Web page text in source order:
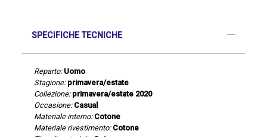
SPECIFICHE TECNICHE
Reparto: Uomo
Stagione: primavera/estate
Collezione: primavera/estate 2020
Occasione: Casual
Materiale interno: Cotone
Materiale rivestimento: Cotone